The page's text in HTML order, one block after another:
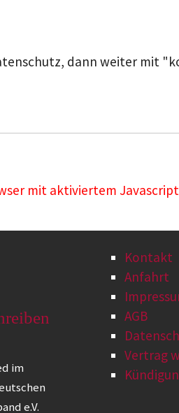
dann weiter mit
mit aktiviertem
im
e.V.
Kontakt
Anfahrt
AGB
Vertrag